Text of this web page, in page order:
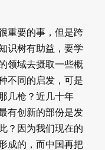
重要的事，但是跨
识树有助益，要学
领域去摄取一些概
不同的启发，可是
几枪？近几十年
有创新的部份是发
？因为我们现在的
成的，而中国再把